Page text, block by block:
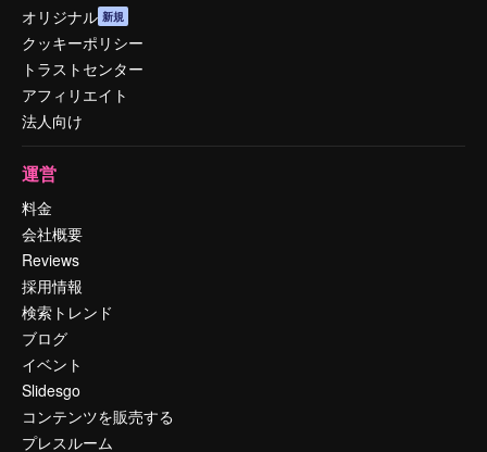
オリジナル 新規
クッキーポリシー
トラストセンター
アフィリエイト
法人向け
運営
料金
会社概要
Reviews
採用情報
検索トレンド
ブログ
イベント
Slidesgo
コンテンツを販売する
プレスルーム